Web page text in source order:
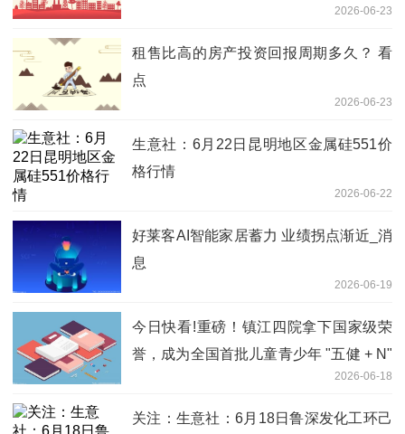
2026-06-23
租售比高的房产投资回报周期多久？ 看
点
2026-06-23
生意社：6月22日昆明地区金属硅551价
格行情
2026-06-22
好莱客AI智能家居蓄力 业绩拐点渐近_消
息
2026-06-19
今日快看!重磅！镇江四院拿下国家级荣
誉，成为全国首批儿童青少年 "五健 + N"
2026-06-18
关注：生意社：6月18日鲁深发化工环己